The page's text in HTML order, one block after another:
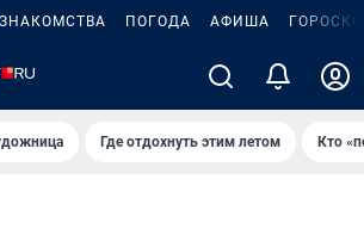
ЗНАКОМСТВА ПОГОДА АФИША
Где отдохнуть этим летом Кто